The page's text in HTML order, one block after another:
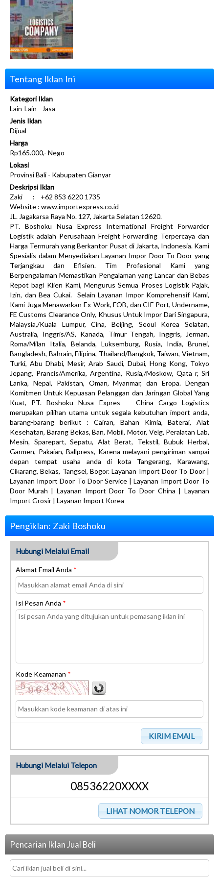
Tentang Iklan Ini
Kategori Iklan
Lain-Lain - Jasa
Jenis Iklan
Dijual
Harga
Rp165.000,- Nego
Lokasi
Provinsi Bali - Kabupaten Gianyar
Deskripsi Iklan
Zaki : +62 853 6220 1735
Website : www.importexpress.co.id
JL. Jagakarsa Raya No. 127, Jakarta Selatan 12620.
PT. Boshoku Nusa Express International Freight Forwarder
Logistik adalah Perusahaan Freight Forwarding Terpercaya dan
Harga Termurah yang Berkantor Pusat di Jakarta, Indonesia. Kami
Spesialis dalam Menyediakan Layanan Impor Door-To-Door yang
Terjangkau dan Efisien. Tim Profesional Kami yang
Berpengalaman Memastikan Pengalaman yang Lancar dan Bebas
Repot bagi Klien Kami, Mengurus Semua Proses Logistik Pajak,
Izin, dan Bea Cukai. Selain Layanan Impor Komprehensif Kami,
Kami Juga Menawarkan Ex-Work, FOB, dan CIF Port, Undername,
FE Customs Clearance Only, Khusus Untuk Impor Dari Singapura,
Malaysia,/Kuala Lumpur, Cina, Beijing, Seoul Korea Selatan,
Australia, Inggris/AS, Kanada, Timur Tengah, Inggris, Jerman,
Roma/Milan Italia, Belanda, Luksemburg, Rusia, India, Brunei,
Bangladesh, Bahrain, Filipina, Thailand/Bangkok, Taiwan, Vietnam,
Turki, Abu Dhabi, Mesir, Arab Saudi, Dubai, Hong Kong, Tokyo
Jepang, Prancis/Amerika, Argentina, Rusia,/Moskow, Qata r, Sri
Lanka, Nepal, Pakistan, Oman, Myanmar, dan Eropa. Dengan
Komitmen Untuk Kepuasan Pelanggan dan Jaringan Global Yang
Kuat, PT. Boshoku Nusa Expres — China Cargo Logistics
merupakan pilihan utama untuk segala kebutuhan import anda,
barang-barang berikut : Cairan, Bahan Kimia, Baterai, Alat
Kesehatan, Barang Bekas, Ban, Mobil, Motor, Velg, Peralatan Lab,
Mesin, Sparepart, Sepatu, Alat Berat, Tekstil, Bubuk Herbal,
Garmen, Pakaian, Ballpress, Karena melayani pengiriman sampai
depan tempat usaha anda di kota Tangerang, Karawang,
Cikarang, Bekas, Tangsel, Bogor. Layanan Import Door To Door |
Layanan Import Door To Door Service | Layanan Import Door To
Door Murah | Layanan Import Door To Door China | Layanan
Import Grosir | Layanan Import Korea
Pengiklan: Zaki Boshoku
Hubungi Melalui Email
Alamat Email Anda *
Isi Pesan Anda *
Kode Keamanan *
Hubungi Melalui Telepon
08536220XXXX
Pencarian Iklan Jual Beli